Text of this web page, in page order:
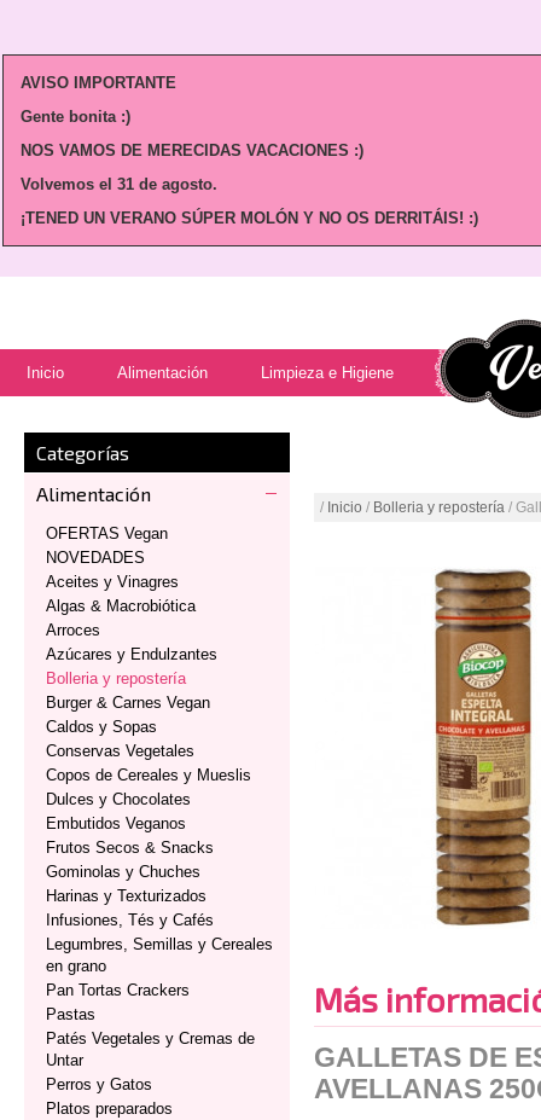
AVISO IMPORTANTE
Gente bonita :)
NOS VAMOS DE MERECIDAS VACACIONES :)
Volvemos el 31 de agosto.
¡TENED UN VERANO SÚPER MOLÓN Y NO OS DERRITÁIS! :)
Inicio Alimentación Limpieza e Higiene
Categorías
Alimentación
OFERTAS Vegan
NOVEDADES
Aceites y Vinagres
Algas & Macrobiótica
Arroces
Azúcares y Endulzantes
Bolleria y repostería
Burger & Carnes Vegan
Caldos y Sopas
Conservas Vegetales
Copos de Cereales y Mueslis
Dulces y Chocolates
Embutidos Veganos
Frutos Secos & Snacks
Gominolas y Chuches
Harinas y Texturizados
Infusiones, Tés y Cafés
Legumbres, Semillas y Cereales
en grano
Pan Tortas Crackers
Pastas
Patés Vegetales y Cremas de
Untar
Perros y Gatos
Platos preparados
/ Inicio / Bolleria y repostería /
Más
GALLETAS DE
AVELLANAS